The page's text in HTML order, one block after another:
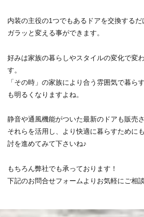
内装の主役の1つでもあるドアを交換する
ガラッと変える事ができます。
好みは家族の暮らしやスタイルの変化で変
す。
「その時」の家族により合う雰囲気で暮ら
も明るくなりますよね。
静音や通風機能がついた最新のドアも販売
それらを活用し、より快適に暮らすために
討を進めてみて下さいね♪
もちろん弊社でも承っております！
下記のお問合せフォームよりお気軽にご相